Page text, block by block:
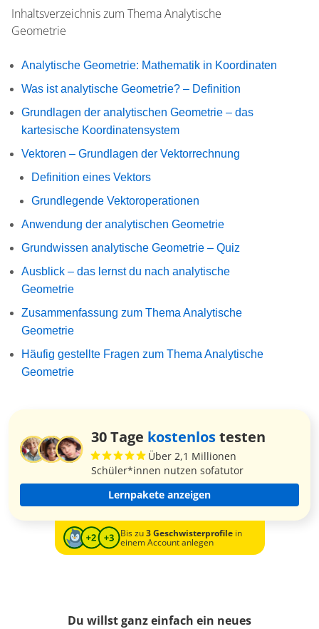
Inhaltsverzeichnis zum ThemaAnalytische
Geometrie
Analytische Geometrie: Mathematik in Koordinaten
Was ist analytische Geometrie? – Definition
Grundlagen der analytischen Geometrie – das
kartesische Koordinatensystem
Vektoren – Grundlagen der Vektorrechnung
Definition eines Vektors
Grundlegende Vektoroperationen
Anwendung der analytischen Geometrie
Grundwissen analytische Geometrie – Quiz
Ausblick – das lernst du nach analytische
Geometrie
Zusammenfassung zum Thema Analytische
Geometrie
Häufig gestellte Fragen zum Thema Analytische
Geometrie
30 Tage kostenlostesten
Über 2,1 Millionen
Schüler*innen nutzen sofatutor
Lernpakete anzeigen
Bis zu3 Geschwisterprofilein
einem Account anlegen
Du willst ganz einfach ein neues